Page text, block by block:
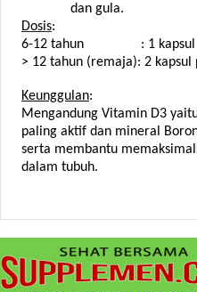
dan gula.
Dosis:
6-12 tahun : 1 kapsul
> 12 tahun (remaja): 2 kapsul
Keunggulan:
Mengandung Vitamin D3
paling aktif dan mineral
serta membantu
dalam tubuh.